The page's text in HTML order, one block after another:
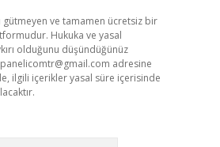
gütmeyen ve tamamen ücretsiz bir
Hukuka ve yasal
olduğunu düşündüğünüz
adresine
ilgili içerikler yasal süre içerisinde